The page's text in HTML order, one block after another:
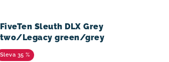
FiveTen Sleuth DLX Grey
two/Legacy green/grey
35 %